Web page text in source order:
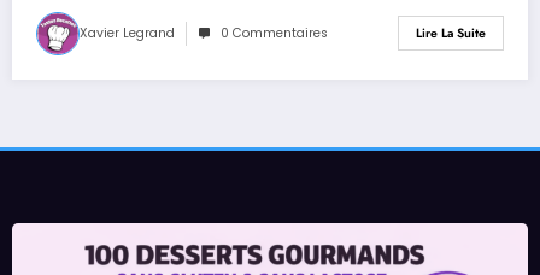
Xavier Legrand 0 Commentaires Lire La Suite